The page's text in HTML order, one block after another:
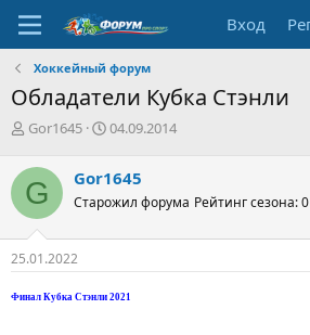
Вход
Хоккейный форум
Обладатели Кубка Стэнли
А
т
о
р
т
е
м
Gor1645
Д
а
н
ч
а
04.09.2014
G Gor1645
Старожил форума Рейтинг сезона: 0
25.01.2022
Финал Кубка Стэнли 2021